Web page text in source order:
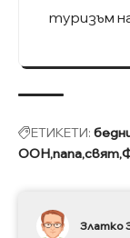
туризъм
ЕТИКЕТИ:
ООНпапасвят
Златко